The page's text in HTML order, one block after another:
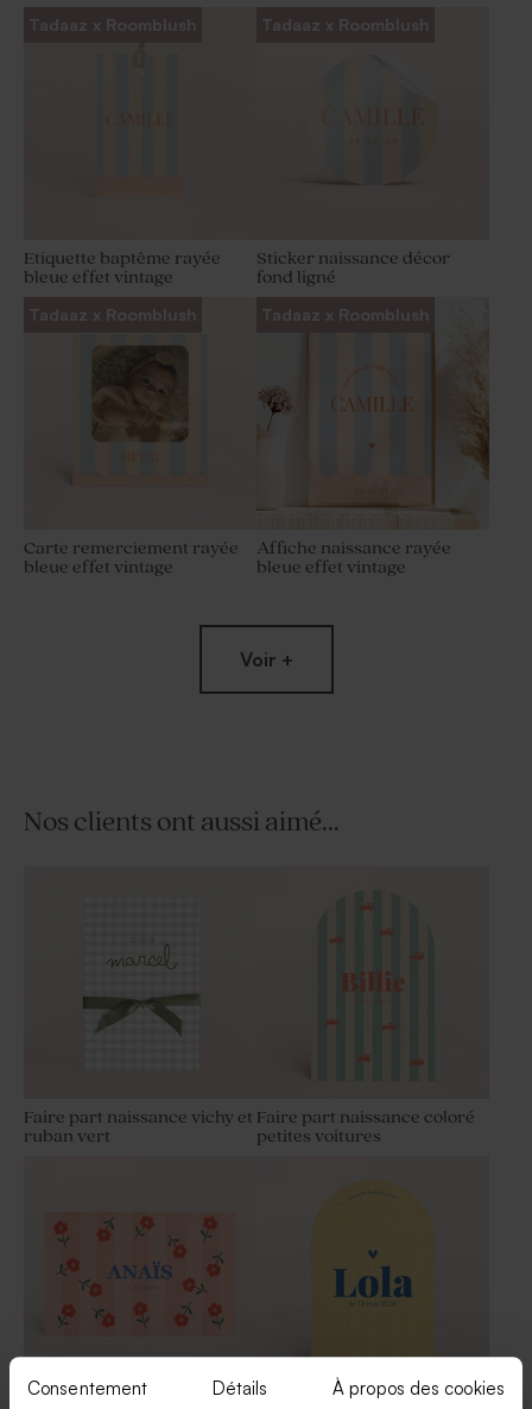
Consentement Détails À propos des cookies
Tadaaz x Roomblush
Etiquette baptême rayée
bleue effet vintage
Tadaaz x Roomblush
Sticker naissance décor
fond ligné
Tadaaz x Roomblush
Carte remerciement rayée
bleue effet vintage
Tadaaz x Roomblush
Affiche naissance rayée
bleue effet vintage
kg (± 1120 ex)
Nouveautés
Voir +
Nos clients ont aussi aimé...
Faire part naissance vichy et
ruban vert
Faire part naissance coloré
petites voitures